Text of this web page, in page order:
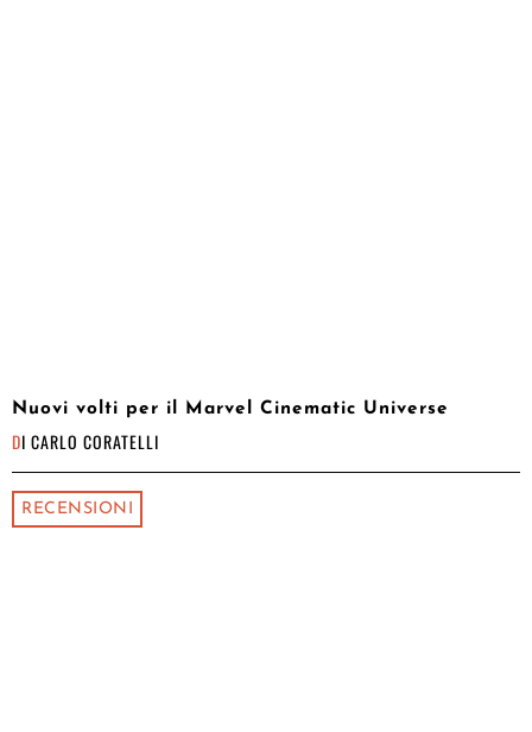
Nuovi volti per il Marvel Cinematic Universe
DI CARLO CORATELLI
RECENSIONI